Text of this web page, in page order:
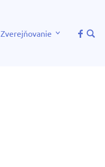
Zverejňovanie